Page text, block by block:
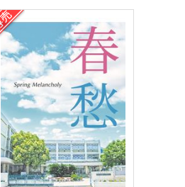
俺と、アイツと、フォゼ尾
と。
ぽんぢる
629円（税込）
杉元佐一×尾形百之助
サンプル 作品詳細